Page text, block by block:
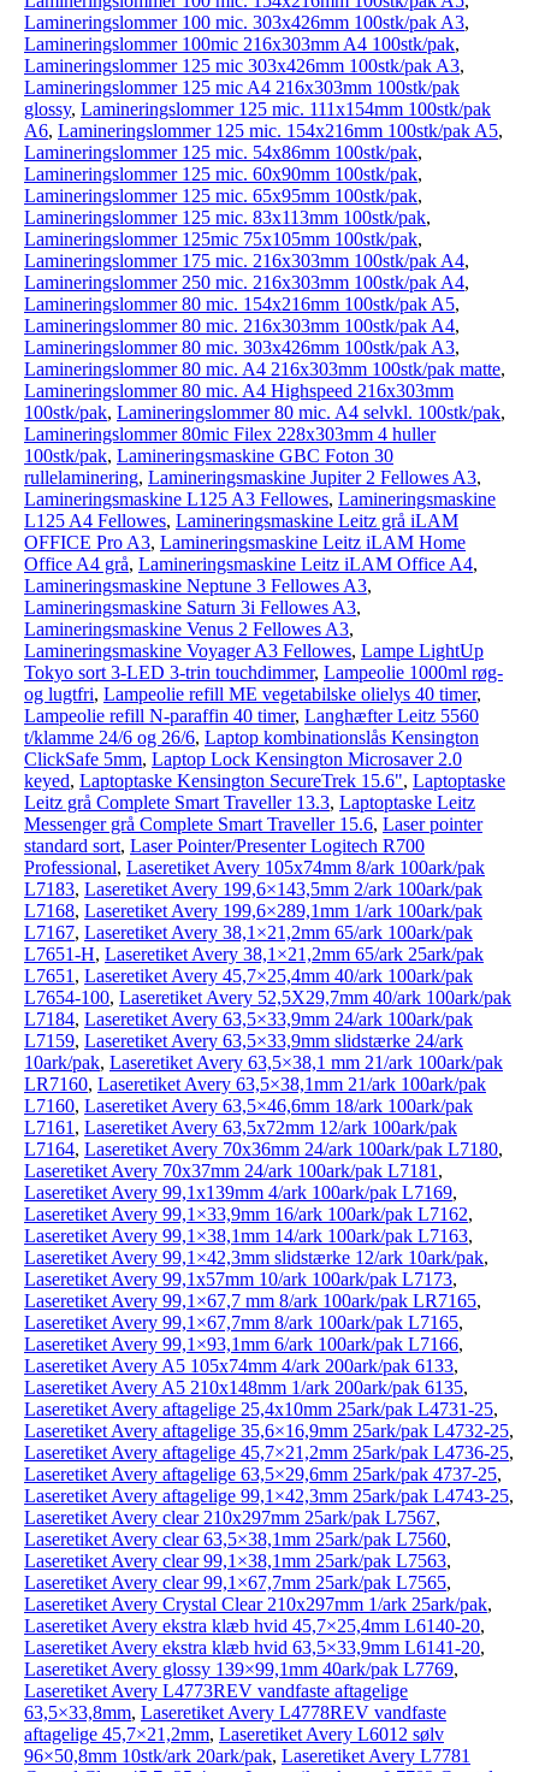
Lamineringslommer 100 mic. 303x426mm 100stk/pak A3,
Lamineringslommer 100mic 216x303mm A4 100stk/pak,
Lamineringslommer 125 mic 303x426mm 100stk/pak A3,
Lamineringslommer 125 mic A4 216x303mm 100stk/pak
glossy, Lamineringslommer 125 mic. 111x154mm 100stk/pak
A6, Lamineringslommer 125 mic. 154x216mm 100stk/pak A5,
Lamineringslommer 125 mic. 54x86mm 100stk/pak,
Lamineringslommer 125 mic. 60x90mm 100stk/pak,
Lamineringslommer 125 mic. 65x95mm 100stk/pak,
Lamineringslommer 125 mic. 83x113mm 100stk/pak,
Lamineringslommer 125mic 75x105mm 100stk/pak,
Lamineringslommer 175 mic. 216x303mm 100stk/pak A4,
Lamineringslommer 250 mic. 216x303mm 100stk/pak A4,
Lamineringslommer 80 mic. 154x216mm 100stk/pak A5,
Lamineringslommer 80 mic. 216x303mm 100stk/pak A4,
Lamineringslommer 80 mic. 303x426mm 100stk/pak A3,
Lamineringslommer 80 mic. A4 216x303mm 100stk/pak matte,
Lamineringslommer 80 mic. A4 Highspeed 216x303mm
100stk/pak, Lamineringslommer 80 mic. A4 selvkl. 100stk/pak,
Lamineringslommer 80mic Filex 228x303mm 4 huller
100stk/pak, Lamineringsmaskine GBC Foton 30
rullelaminering, Lamineringsmaskine Jupiter 2 Fellowes A3,
Lamineringsmaskine L125 A3 Fellowes, Lamineringsmaskine
L125 A4 Fellowes, Lamineringsmaskine Leitz grå iLAM
OFFICE Pro A3, Lamineringsmaskine Leitz iLAM Home
Office A4 grå, Lamineringsmaskine Leitz iLAM Office A4,
Lamineringsmaskine Neptune 3 Fellowes A3,
Lamineringsmaskine Saturn 3i Fellowes A3,
Lamineringsmaskine Venus 2 Fellowes A3,
Lamineringsmaskine Voyager A3 Fellowes, Lampe LightUp
Tokyo sort 3-LED 3-trin touchdimmer, Lampeolie 1000ml røg-
og lugtfri, Lampeolie refill ME vegetabilske olielys 40 timer,
Lampeolie refill N-paraffin 40 timer, Langhæfter Leitz 5560
t/klamme 24/6 og 26/6, Laptop kombinationslås Kensington
ClickSafe 5mm, Laptop Lock Kensington Microsaver 2.0
keyed, Laptoptaske Kensington SecureTrek 15.6", Laptoptaske
Leitz grå Complete Smart Traveller 13.3, Laptoptaske Leitz
Messenger grå Complete Smart Traveller 15.6, Laser pointer
standard sort, Laser Pointer/Presenter Logitech R700
Professional, Laseretiket Avery 105x74mm 8/ark 100ark/pak
L7183, Laseretiket Avery 199,6×143,5mm 2/ark 100ark/pak
L7168, Laseretiket Avery 199,6×289,1mm 1/ark 100ark/pak
L7167, Laseretiket Avery 38,1×21,2mm 65/ark 100ark/pak
L7651-H, Laseretiket Avery 38,1×21,2mm 65/ark 25ark/pak
L7651 , Laseretiket Avery 45,7×25,4mm 40/ark 100ark/pak
L7654-100, Laseretiket Avery 52,5X29,7mm 40/ark 100ark/pak
L7184, Laseretiket Avery 63,5×33,9mm 24/ark 100ark/pak
L7159, Laseretiket Avery 63,5×33,9mm slidstærke 24/ark
10ark/pak, Laseretiket Avery 63,5×38,1 mm 21/ark 100ark/pak
LR7160, Laseretiket Avery 63,5×38,1mm 21/ark 100ark/pak
L7160, Laseretiket Avery 63,5×46,6mm 18/ark 100ark/pak
L7161 , Laseretiket Avery 63,5x72mm 12/ark 100ark/pak
L7164, Laseretiket Avery 70x36mm 24/ark 100ark/pak L7180,
Laseretiket Avery 70x37mm 24/ark 100ark/pak L7181 ,
Laseretiket Avery 99,1x139mm 4/ark 100ark/pak L7169,
Laseretiket Avery 99,1×33,9mm 16/ark 100ark/pak L7162,
Laseretiket Avery 99,1×38,1mm 14/ark 100ark/pak L7163,
Laseretiket Avery 99,1×42,3mm slidstærke 12/ark 10ark/pak,
Laseretiket Avery 99,1x57mm 10/ark 100ark/pak L7173,
Laseretiket Avery 99,1×67,7 mm 8/ark 100ark/pak LR7165,
Laseretiket Avery 99,1×67,7mm 8/ark 100ark/pak L7165,
Laseretiket Avery 99,1×93,1mm 6/ark 100ark/pak L7166,
Laseretiket Avery A5 105x74mm 4/ark 200ark/pak 6133,
Laseretiket Avery A5 210x148mm 1/ark 200ark/pak 6135,
Laseretiket Avery aftagelige 25,4x10mm 25ark/pak L4731-25,
Laseretiket Avery aftagelige 35,6×16,9mm 25ark/pak L4732-25,
Laseretiket Avery aftagelige 45,7×21,2mm 25ark/pak L4736-25,
Laseretiket Avery aftagelige 63,5×29,6mm 25ark/pak 4737-25,
Laseretiket Avery aftagelige 99,1×42,3mm 25ark/pak L4743-25,
Laseretiket Avery clear 210x297mm 25ark/pak L7567,
Laseretiket Avery clear 63,5×38,1mm 25ark/pak L7560,
Laseretiket Avery clear 99,1×38,1mm 25ark/pak L7563,
Laseretiket Avery clear 99,1×67,7mm 25ark/pak L7565,
Laseretiket Avery Crystal Clear 210x297mm 1/ark 25ark/pak,
Laseretiket Avery ekstra klæb hvid 45,7×25,4mm L6140-20,
Laseretiket Avery ekstra klæb hvid 63,5×33,9mm L6141-20,
Laseretiket Avery glossy 139×99,1mm 40ark/pak L7769,
Laseretiket Avery L4773REV vandfaste aftagelige
63,5×33,8mm, Laseretiket Avery L4778REV vandfaste
aftagelige 45,7×21,2mm, Laseretiket Avery L6012 sølv
96×50,8mm 10stk/ark 20ark/pak, Laseretiket Avery L7781